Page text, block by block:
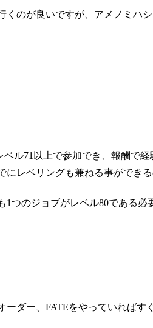
のが良いですが、アメノミハ
ル71以上で参加でき、報酬で
レベリングも兼ねる事ができる
つのジョブがレベル80である必
ダー、FATEをやっていればす